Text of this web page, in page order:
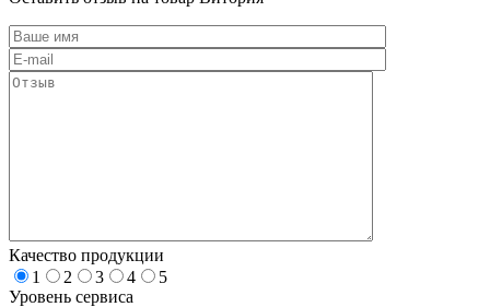
Качество продукции
1
2 3 4
5
Уровень сервиса